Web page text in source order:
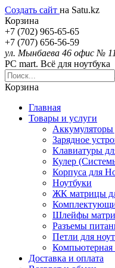
Создать сайт на Satu.kz
Корзина
+7 (702) 965-65-65
+7 (707) 656-56-59
ул. Мынбаева 46 офис №
PC mart. Всё для ноутбука
Корзина
Главная
Товары и услуги
Аккумуляторы
Зарядное
Клавиатуры
Кулер
Корпуса для
Ноутбуки
ЖК матрицы
Шлейфы
Разъемы
Петли для
Компьютерная
Доставка и оплата